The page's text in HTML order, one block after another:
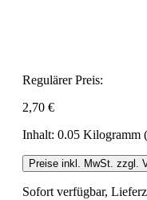
Regulärer Preis:
2,70 €
Inhalt: 0.05 Kilogramm
Preise inkl. MwSt. zzgl.
Sofort verfügbar,